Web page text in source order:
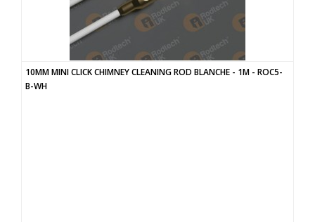
10MM MINI CLICK CHIMNEY CLEANING ROD BLANCHE - 1M - ROC5-
B-WH